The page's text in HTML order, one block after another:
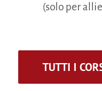
(solo per
TUTTI I